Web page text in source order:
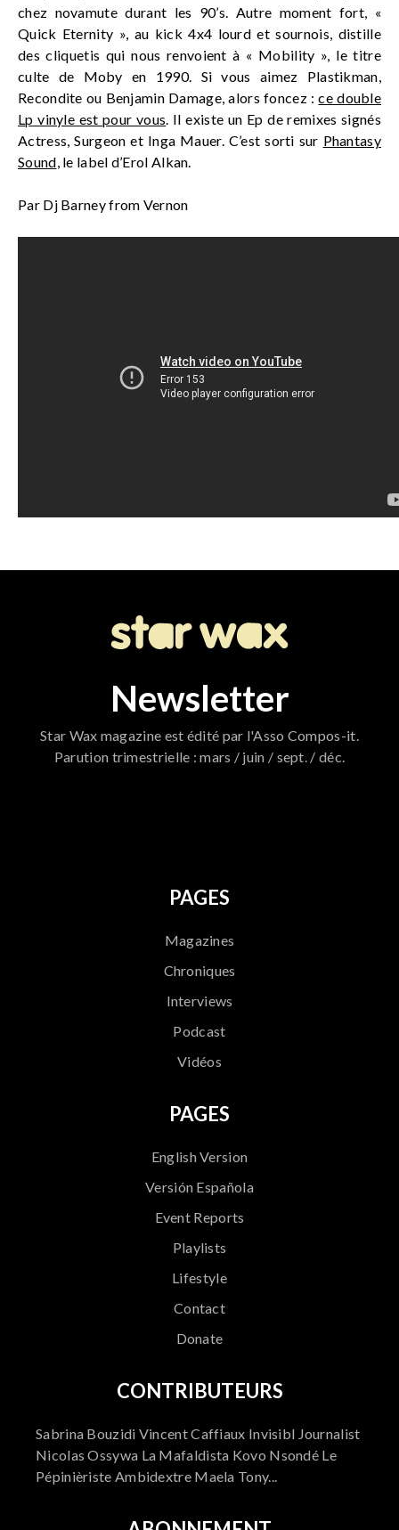
chez novamute durant les 90’s. Autre moment fort, «
Quick Eternity », au kick 4x4 lourd et sournois, distille
des cliquetis qui nous renvoient à « Mobility », le titre
culte de Moby en 1990. Si vous aimez Plastikman,
Recondite ou Benjamin Damage, alors foncez :ce double
Lp vinyle est pour vous. Il existe un Ep de remixes signés
Actress, Surgeon et Inga Mauer. C’est sorti sur Phantasy
Sound, le label d’Erol Alkan.
Par Dj Barney from Vernon
Newsletter
Star Wax magazine est édité par l'Asso Compos-it.
Parution trimestrielle : mars / juin / sept. / déc.
PAGES
Magazines
Chroniques
Interviews
Podcast
Vidéos
PAGES
English Version
Versión Española
Event Reports
Playlists
Lifestyle
Contact
Donate
CONTRIBUTEURS
Sabrina Bouzidi Vincent Caffiaux Invisibl Journalist
Nicolas Ossywa La Mafaldista Kovo Nsondé Le
Pépinièriste Ambidextre Maela Tony...